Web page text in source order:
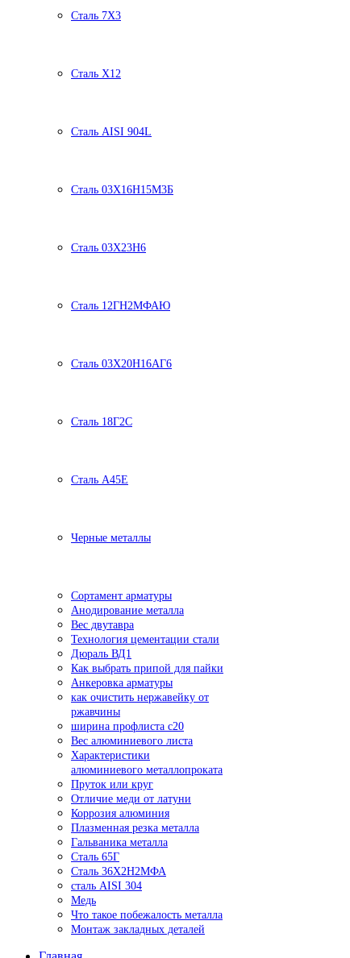
Сталь 7Х3
Сталь Х12
Сталь AISI 904L
Сталь 03Х16Н15М3Б
Сталь 03Х23Н6
Сталь 12ГН2МФАЮ
Сталь 03Х20Н16АГ6
Сталь 18Г2С
Сталь А45Е
Черные металлы
Сортамент арматуры
Анодирование металла
Вес двутавра
Технология цементации стали
Дюраль ВД1
Как выбрать припой для пайки
Анкеровка арматуры
как очистить нержавейку от
ржавчины
ширина профлиста с20
Вес алюминиевого листа
Характеристики
алюминиевого металлопроката
Пруток или круг
Отличие меди от латуни
Коррозия алюминия
Плазменная резка металла
Гальваника металла
Сталь 65Г
Сталь 36Х2Н2МФА
сталь AISI 304
Медь
Что такое побежалость металла
Монтаж закладных деталей